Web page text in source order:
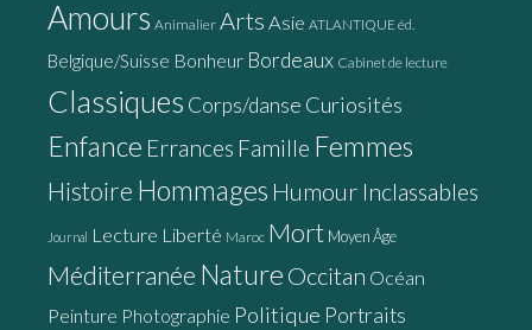
Amours Animalier Arts Asie ATLANTIQUE éd.
Belgique/Suisse Bonheur Bordeaux Cabinet de lecture
Classiques Corps/danse Curiosités
Enfance Errances Famille Femmes
Histoire Hommages Humour Inclassables
Journal Lecture Liberté Maroc Mort Moyen Âge
Méditerranée Nature Occitan Océan
Peinture Photographie Politique Portraits